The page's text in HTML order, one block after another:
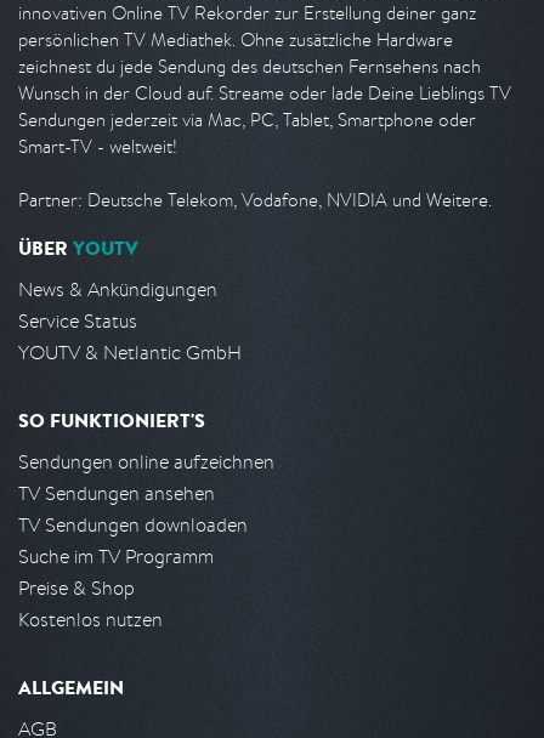
innovativen Online TV Rekorder zur Erstellung deiner ganz
persönlichen TV Mediathek. Ohne zusätzliche Hardware
zeichnest du jede Sendung des deutschen Fernsehens nach
Wunsch in der Cloud auf. Streame oder lade Deine Lieblings TV
Sendungen jederzeit via Mac, PC, Tablet, Smartphone oder
Smart-TV - weltweit!
Partner: Deutsche Telekom, Vodafone, NVIDIA und Weitere.
ÜBER YOUTV
News & Ankündigungen
Service Status
YOUTV & Netlantic GmbH
SO FUNKTIONIERT'S
Sendungen online aufzeichnen
TV Sendungen ansehen
TV Sendungen downloaden
Suche im TV Programm
Preise & Shop
Kostenlos nutzen
ALLGEMEIN
AGB